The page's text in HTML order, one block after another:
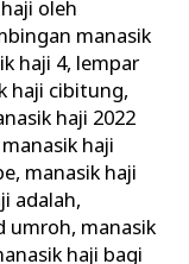
oleh
manasik
haji 4, lempar
haji cibitung,
haji 2022
manasik haji
, manasik haji
adalah,
umroh, manasik
haji bagi